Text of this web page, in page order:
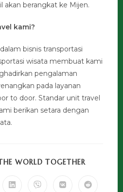
akan berangkat ke Mijen.
kami?
bisnis transportasi
wisata membuat kami
pengalaman
pada layanan
to door. Standar unit travel
berikan setara dengan
WORLD TOGETHER